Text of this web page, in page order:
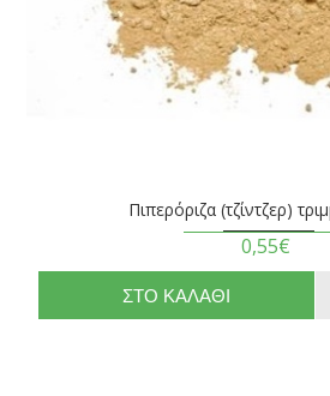
Πιπερόριζα (τζίντζερ)
0,55€